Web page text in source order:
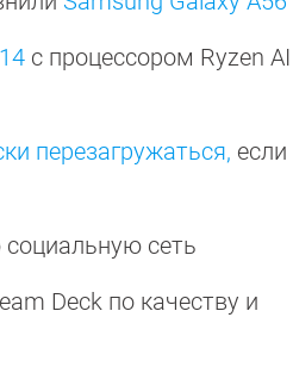
с процессором Ryzen
перезагружаться,
сеть
Deck по качеству и